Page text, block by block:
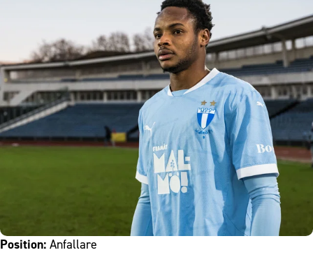
Position: Anfallare